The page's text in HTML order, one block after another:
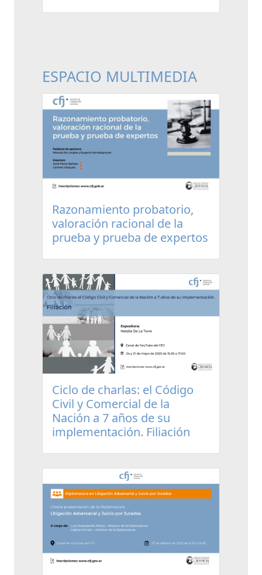
ESPACIO MULTIMEDIA
Razonamiento probatorio,
valoración racional de la
prueba y prueba de expertos
Ciclo de charlas: el Código
Civil y Comercial de la
Nación a 7 años de su
implementación. Filiación